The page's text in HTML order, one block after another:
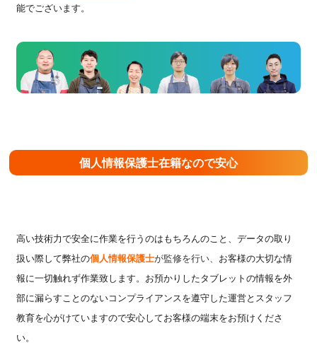
能でございます。
個人情報保護士在籍なので安心
高い技術力で安全に作業を行うのはもちろんのこと、データの取り
扱い際して弊社の個人情報保護士が監修を行い、 お客様の大切な情
報に一切触れず作業致します。お預かりしたタブレットの情報を外
部に漏らすことのないコンプライアンスを遵守した運営とスタッフ
教育を心がけていますので安心してお客様の端末をお預けくださ
い。